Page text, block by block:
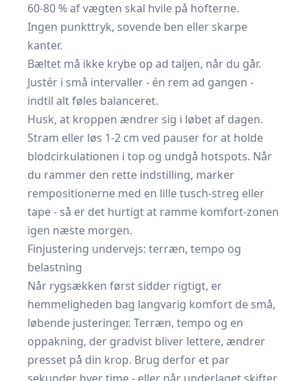
60-80 % af vægten skal hvile på hofterne.
Ingen punkttryk, sovende ben eller skarpe
kanter.
Bæltet må ikke krybe op ad taljen, når du går.
Justér i små intervaller - én rem ad gangen -
indtil alt føles balanceret.
Husk, at kroppen ændrer sig i løbet af dagen.
Stram eller løs 1-2 cm ved pauser for at holde
blodcirkulationen i top og undgå hotspots. Når
du rammer den rette indstilling, marker
rempositionerne med en lille tusch-streg eller
tape - så er det hurtigt at ramme komfort-zonen
igen næste morgen.
Finjustering undervejs: terræn, tempo og
belastning
Når rygsækken først sidder rigtigt, er
hemmeligheden bag langvarig komfort de små,
løbende justeringer. Terræn, tempo og en
oppakning, der gradvist bliver lettere, ændrer
presset på din krop. Brug derfor et par